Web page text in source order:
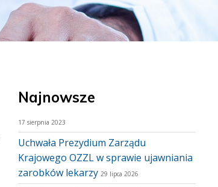
Najnowsze
17 sierpnia 2023
Uchwała Prezydium Zarządu
Krajowego OZZL w sprawie ujawniania
zarobków lekarzy 29 lipca 2026